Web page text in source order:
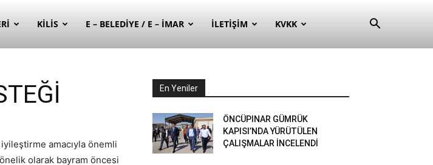
KILIS E – BELEDIYE / E – İMAR İLETIŞIM KVKK
amacıyla önemli
olarak bayram öncesi
En Yeniler
ÖNCÜPINAR GÜMRÜK
KAPISI’NDA YÜRÜTÜLEN
ÇALIŞMALAR İNCELENDİ